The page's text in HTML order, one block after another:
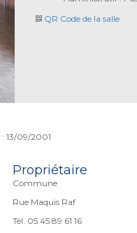
QR Code de la salle
13/09/2001
Propriétaire
Commune
Rue Maquis Raf
Tél. 05 45 89 61 16